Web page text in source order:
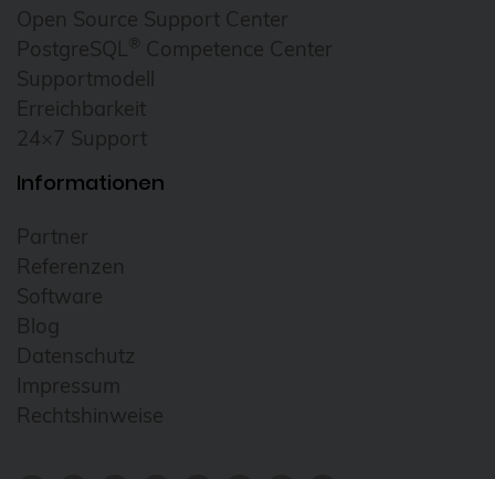
Cloudübergreifendes Management
Cluster
CNCF
Community
Config Management Camp
Container
ContainerConf
credativ
Cryptomator
Open Source Support Center
PostgreSQL ® Competence Center
Supportmodell
Erreichbarkeit
24×7 Support
Informationen
Partner
Referenzen
Software
Blog
Datenschutz
Impressum
Rechtshinweise